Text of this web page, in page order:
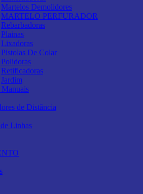
Martelos Demolidores
MARTELO PERFURADOR
Rebarbadoras
Plainas
Lixadoras
Pistolas De Colar
Polidoras
Retificadoras
Jardim
Manuais
de Distância
Linhas